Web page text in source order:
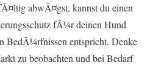
abwÃ¤gst, kannst du einen
fÃ¼r deinen Hund
BedÃ¼rfnissen entspricht. Denke
zu beobachten und bei Bedarf